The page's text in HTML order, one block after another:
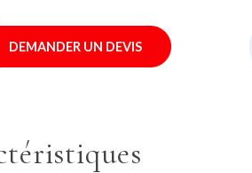
DEMANDER UN DEVIS